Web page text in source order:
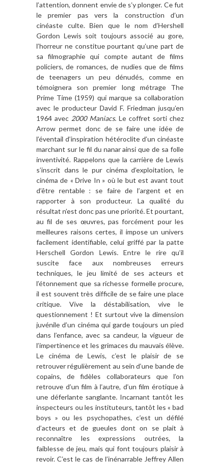
l’attention, donnent envie de s’y plonger. Ce fut
le premier pas vers la construction d’un
cinéaste culte. Bien que le nom d’Hershell
Gordon Lewis soit toujours associé au gore,
l’horreur ne constitue pourtant qu’une part de
sa filmographie qui compte autant de films
policiers, de romances, de nudies que de films
de teenagers un peu dénudés, comme en
témoignera son premier long métrage The
Prime Time (1959) qui marque sa collaboration
avec le producteur David F. Friedman jusqu’en
1964 avec 2000 Maniacs. Le coffret sorti chez
Arrow permet donc de se faire une idée de
l’éventail d’inspiration hétéroclite d’un cinéaste
marchant sur le fil du nanar ainsi que de sa folle
inventivité. Rappelons que la carrière de Lewis
s’inscrit dans le pur cinéma d’exploitation, le
cinéma de « Drive In » où le but est avant tout
d’être rentable : se faire de l’argent et en
rapporter à son producteur. La qualité du
résultat n’est donc pas une priorité. Et pourtant,
au fil de ses œuvres, pas forcément pour les
meilleures raisons certes, il impose un univers
facilement identifiable, celui griffé par la patte
Herschell Gordon Lewis. Entre le rire qu’il
suscite face aux nombreuses erreurs
techniques, le jeu limité de ses acteurs et
l’étonnement que sa richesse formelle procure,
il est souvent très difficile de se faire une place
critique. Vive la déstabilisation, vive le
questionnement ! Et surtout vive la dimension
juvénile d’un cinéma qui garde toujours un pied
dans l’enfance, avec sa candeur, la vigueur de
l’impertinence et les grimaces du mauvais élève.
Le cinéma de Lewis, c’est le plaisir de se
retrouver régulièrement au sein d’une bande de
copains, de fidèles collaborateurs que l’on
retrouve d’un film à l’autre, d’un film érotique à
une déferlante sanglante. Incarnant tantôt les
inspecteurs ou les instituteurs, tantôt les « bad
boys » ou les psychopathes, c’est un défilé
d’acteurs et de gueules dont on se plait à
reconnaître les expressions outrées, la
faiblesse de jeu, mais qui font toujours plaisir à
revoir. C’est le cas de l’inénarrable Jeffrey Allen